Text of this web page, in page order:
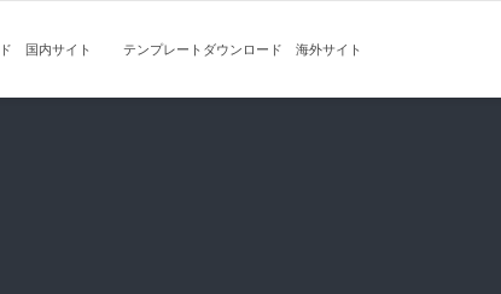
国内サイト テンプレートダウンロード 海外サイト